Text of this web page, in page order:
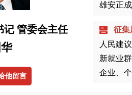
记 管委会主任
他留言
雄安正
征集
人民建议
新就业
企业、